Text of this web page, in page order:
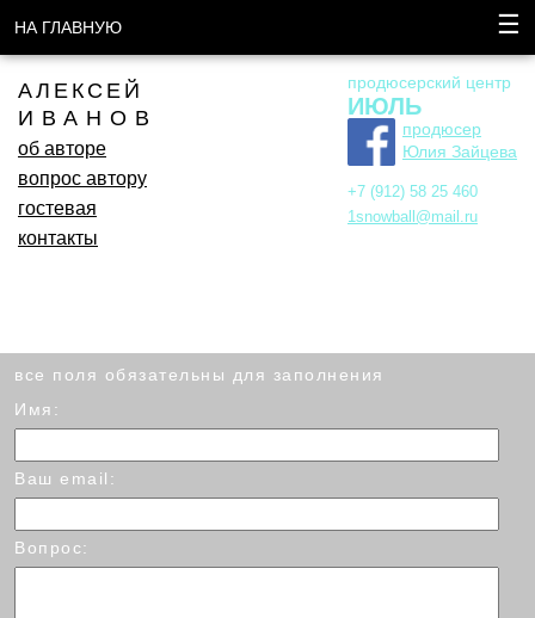
НА ГЛАВНУЮ ☰
АЛЕКСЕЙ
ИВАНОВ
об авторе
вопрос автору
гостевая
контакты
продюсерский центр
ИЮЛЬ
продюсер
Юлия Зайцева
+7 (912) 58 25 460
1snowball@mail.ru
все поля обязательны для заполнения
Имя:
Ваш email:
Вопрос: